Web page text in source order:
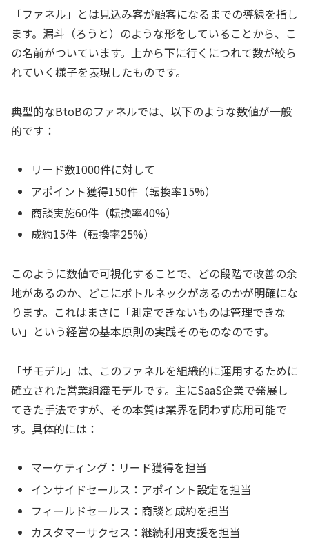
「ファネル」とは見込み客が顧客になるまでの導線を指し
ます。漏斗（ろうと）のような形をしていることから、こ
の名前がついています。上から下に行くにつれて数が絞ら
れていく様子を表現したものです。
典型的なBtoBのファネルでは、以下のような数値が一般
的です：
リード数1000件に対して
アポイント獲得150件（転換率15%）
商談実施60件（転換率40%）
成約15件（転換率25%）
このように数値で可視化することで、どの段階で改善の余
地があるのか、どこにボトルネックがあるのかが明確にな
ります。これはまさに「測定できないものは管理できな
い」という経営の基本原則の実践そのものなのです。
「ザモデル」は、このファネルを組織的に運用するために
確立された営業組織モデルです。主にSaaS企業で発展し
てきた手法ですが、その本質は業界を問わず応用可能で
す。具体的には：
マーケティング：リード獲得を担当
インサイドセールス：アポイント設定を担当
フィールドセールス：商談と成約を担当
カスタマーサクセス：継続利用支援を担当